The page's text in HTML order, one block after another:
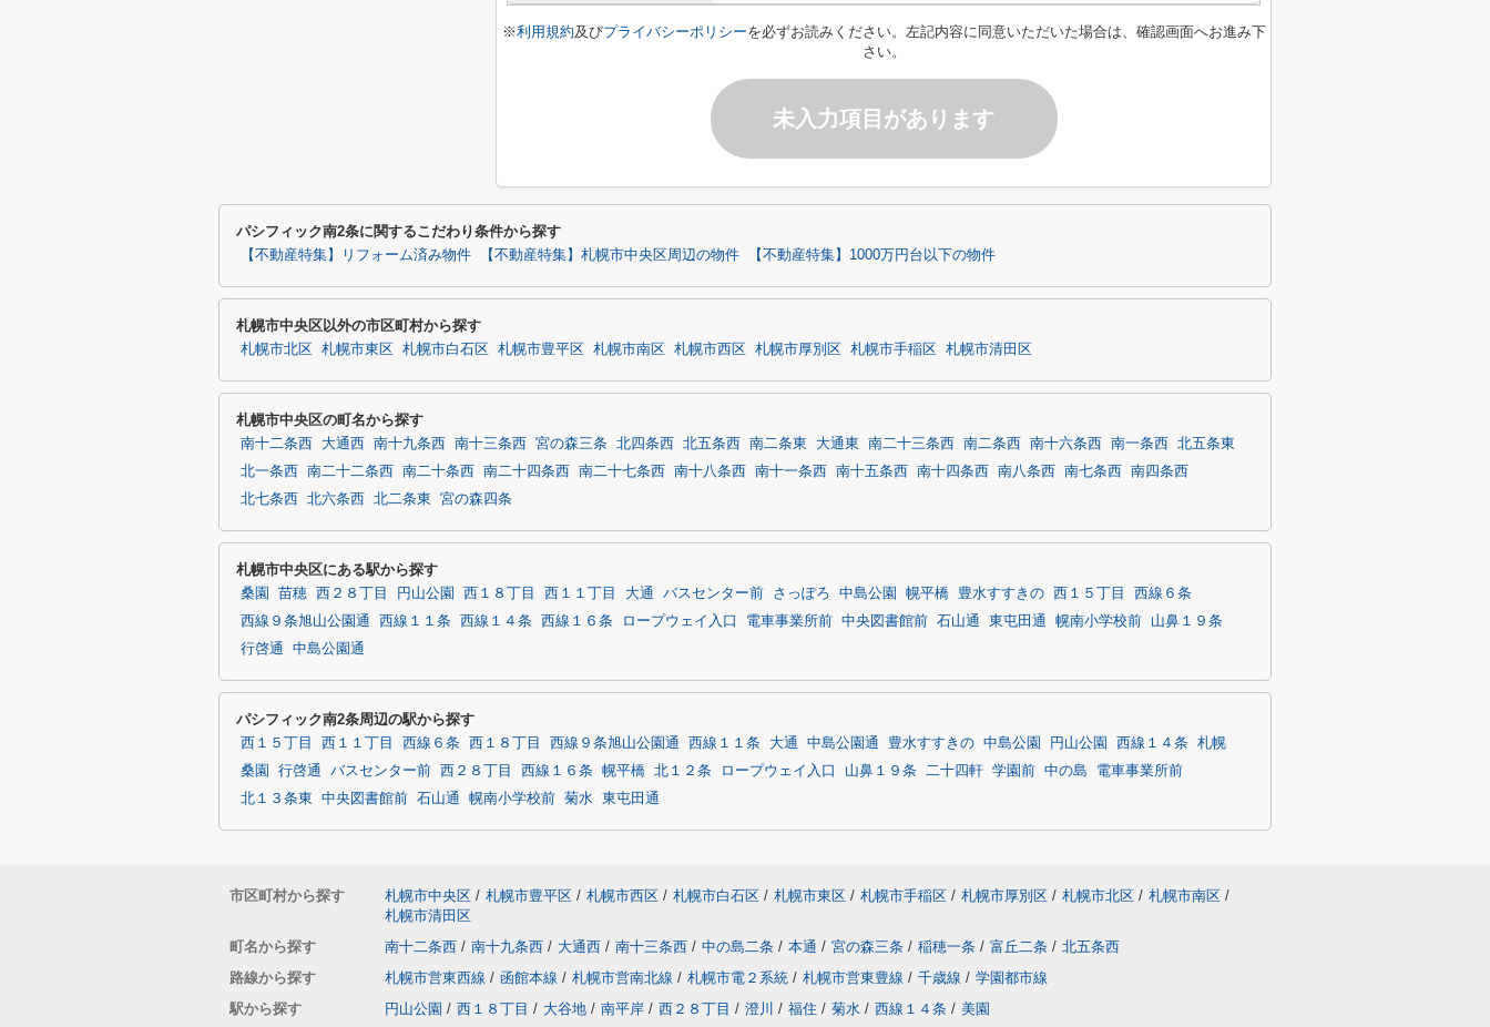
※利用規約及びプライバシーポリシーを必ずお読みください。左記内容に同意いただいた場合は、確認画面へお進み下
さい。
未入力項目があります
パシフィック南2条に関するこだわり条件から探す
【不動産特集】リフォーム済み物件 【不動産特集】札幌市中央区周辺の物件 【不動産特集】1000万円台以下の物件
札幌市中央区以外の市区町村から探す
札幌市北区 札幌市東区 札幌市白石区 札幌市豊平区 札幌市南区 札幌市西区 札幌市厚別区 札幌市手稲区 札幌市清田区
札幌市中央区の町名から探す
南十二条西 大通西 南十九条西 南十三条西 宮の森三条 北四条西 北五条西 南二条東 大通東 南二十三条西 南二条西 南十六条西 南一条西
北五条東
北一条西
南二十二条西 南二十条西 南二十四条西 南二十七条西 南十八条西 南十一条西 南十五条西 南十四条西 南八条西 南七条西
南四条西
北七条西
北六条西 北二条東 宮の森四条
札幌市中央区にある駅から探す
桑園 苗穂 西２８丁目 円山公園 西１８丁目 西１１丁目 大通 バスセンター前 さっぽろ 中島公園 幌平橋 豊水すすきの 西１５丁目
西線６条
西線９条旭山公園通
西線１１条 西線１４条 西線１６条 ロープウェイ入口 電車事業所前 中央図書館前 石山通 東屯田通 幌南小学校前
山鼻１９条
行啓通
中島公園通
パシフィック南2条周辺の駅から探す
西１５丁目 西１１丁目 西線６条 西１８丁目 西線９条旭山公園通 西線１１条 大通 中島公園通 豊水すすきの 中島公園 円山公園 西線１４条 札幌
桑園
行啓通 バスセンター前 西２８丁目 西線１６条 幌平橋 北１２条 ロープウェイ入口 山鼻１９条 二十四軒 学園前 中の島
電車事業所前
北１３条東
中央図書館前 石山通 幌南小学校前 菊水 東屯田通
市区町村から探す 札幌市中央区 / 札幌市豊平区 / 札幌市西区 / 札幌市白石区 / 札幌市東区 / 札幌市手稲区 / 札幌市厚別区 / 札幌市北区 / 札幌市南区 /
札幌市清田区
町名から探す
南十二条西 / 南十九条西 / 大通西 / 南十三条西 / 中の島二条 / 本通 / 宮の森三条 / 稲穂一条 / 富丘二条 / 北五条西
路線から探す
札幌市営東西線 / 函館本線 / 札幌市営南北線 / 札幌市電２系統 / 札幌市営東豊線 / 千歳線 / 学園都市線
駅から探す
円山公園 / 西１８丁目 / 大谷地 / 南平岸 / 西２８丁目 / 澄川 / 福住 / 菊水 / 西線１４条 / 美園